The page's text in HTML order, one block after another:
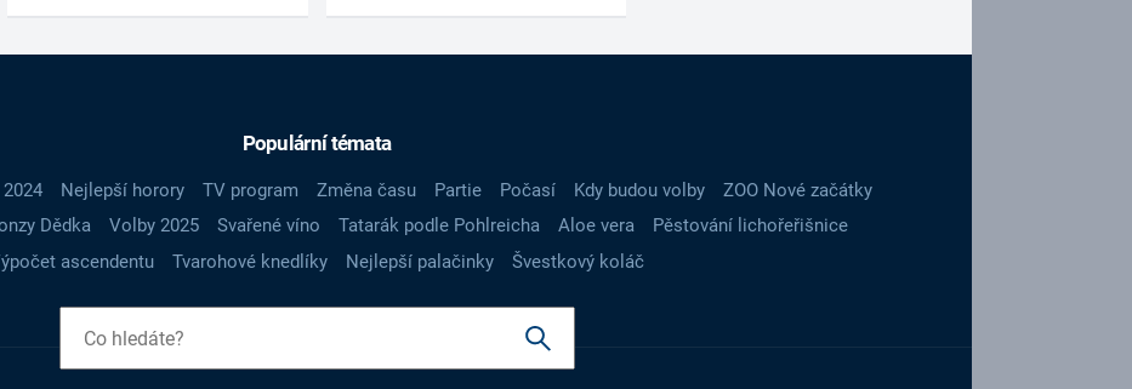
Populární témata
Nejlepší horory TV program Změna času Partie Počasí Kdy budou volby
ZOO Nové začátky
Dědka Volby 2025 Svařené víno Tatarák podle Pohlreicha Aloe vera
Pěstování lichořeřišnice
ascendentu
Tvarohové knedlíky Nejlepší palačinky Švestkový koláč